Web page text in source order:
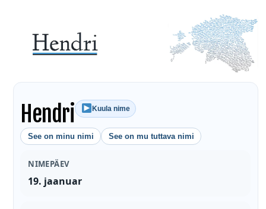
Hendri Kuula nime
See on minu nimi See on mu tuttava nimi
NIMEPÄEV
19. jaanuar